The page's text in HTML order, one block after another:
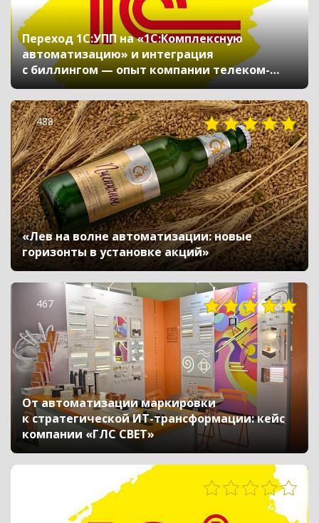
Переход 1С:УПП на «1С:Комплексную
автоматизацию» и интеграция
с биллингом — опыт компании телеком-
индустрии
488
«Лев на волне автоматизации: новые
горизонты в установке акций»
467
От автоматизации маркировки
к стратегической ИТ-трансформации: кейс
компании «ГЛС СВЕТ»